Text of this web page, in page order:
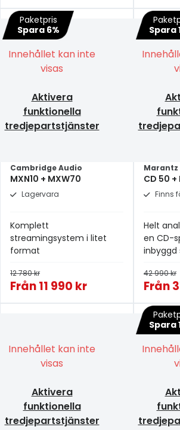
Paketpris
Spara 6%
Innehållet kan inte
visas
Aktivera
funktionella
tredjepartstjänster
Cambridge Audio
MXN10 + MXW70
Lagervara
Komplett
streamingsystem i litet
format
12 780 kr
Från11 990 kr
Spara
Marantz
CD 50 +
Finns
Helt
en CD-
inbyggd
42 990 kr
Från
Innehållet kan inte
visas
Aktivera
funktionella
tredjepartstjänster
Spara